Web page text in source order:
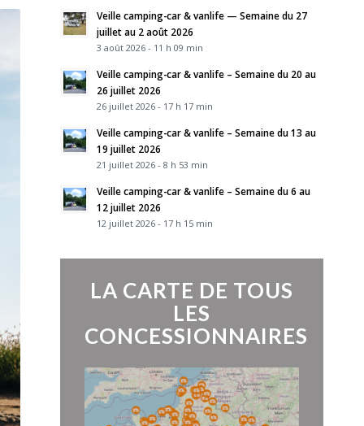
Veille camping-car & vanlife — Semaine du 27
juillet au 2 août 2026
3 août 2026 - 11 h 09 min
Veille camping-car & vanlife – Semaine du 20 au
26 juillet 2026
26 juillet 2026 - 17 h 17 min
Veille camping-car & vanlife – Semaine du 13 au
19 juillet 2026
21 juillet 2026 - 8 h 53 min
Veille camping-car & vanlife – Semaine du 6 au
12 juillet 2026
12 juillet 2026 - 17 h 15 min
LA CARTE DE TOUS
LES
CONCESSIONNAIRES